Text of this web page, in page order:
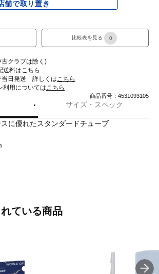
舗で取り置き
比較表を見る 0
クラブは除く)
送料はこちら
当日発送 詳しくはこちら
用についてはこちら
商品番号：4531093105
サイズ・スペック
に優れたスタンダードチューブ
ている商品